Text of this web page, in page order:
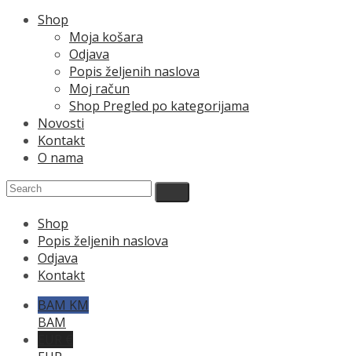
Shop
Moja košara
Odjava
Popis željenih naslova
Moj račun
Shop Pregled po kategorijama
Novosti
Kontakt
O nama
Shop
Popis željenih naslova
Odjava
Kontakt
BAM KM
BAM